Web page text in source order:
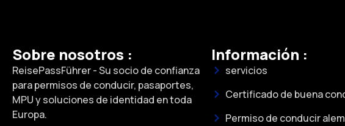
Sobre nosotros :
ReisePassFührer - Su socio de confianza
para permisos de conducir, pasaportes,
MPU y soluciones de identidad en toda
Europa.
Información :
servicios
Certificado de buena
Permiso de conducir